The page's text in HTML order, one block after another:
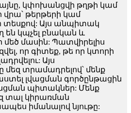
կփոխանցվի թղթի կամ
թերթերի կամ
Այս անպիտակ
կպչել բնական և
մեծ մասին: Պատվիրելիս
որ գիտեք, թե որ կտորի
Այս
մեզ տրամադրելով՝ մենք
լվացման գործընթացին
պիտակներ: Մենք
տալ կիրառման
իմանալով նյութը: